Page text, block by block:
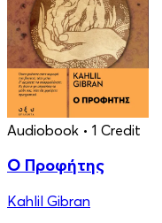
Audiobook • 1 Credit
Ο Προφήτης
Kahlil Gibran